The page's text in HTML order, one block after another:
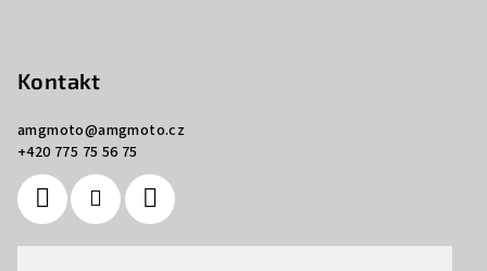
Kontakt
amgmoto@amgmoto.cz
+420 775 75 56 75